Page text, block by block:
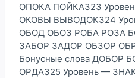
ОПОКА ПОЙКА323
ОКОВЫ ВЫВОДОК324
ОБОД ОБОЗ РОБА РОЗА
ЗАБОР ЗАДОР ОБЗОР
Бонусные слова ДОБОР
ОРДА325 Уровень —